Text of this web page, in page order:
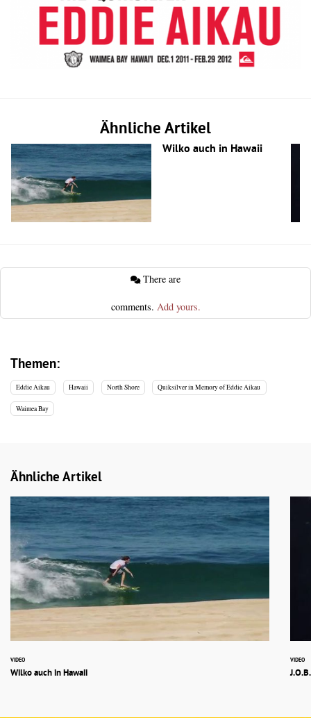
Ähnliche Artikel
Wilko auch in Hawaii
comments. Add yours.
Themen:
Eddie Aikau Hawaii North Shore Quiksilver in Memory of Eddie Aikau
Waimea Bay
Ähnliche Artikel
VIDEO
Wilko auch in Hawaii
VIDEO